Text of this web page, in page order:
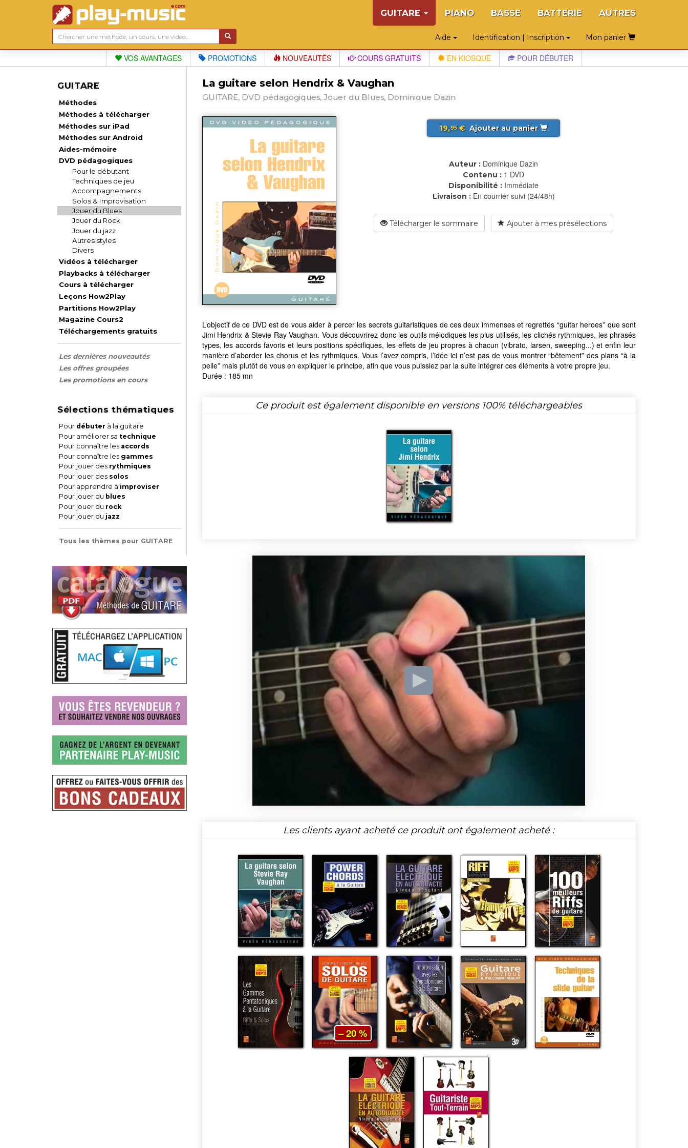
GUITARE PIANO BASSE BATTERIE AUTRES
Aide Identification | Inscription Mon panier
VOS AVANTAGES PROMOTIONS NOUVEAUTÉS COURS GRATUITS EN KIOSQUE POUR DÉBUTER
GUITARE
Méthodes
Méthodes à télécharger
Méthodes sur iPad
Méthodes sur Android
Aides-mémoire
DVD pédagogiques
Pour le débutant
Techniques de jeu
Accompagnements
Solos & Improvisation
Jouer du Blues
Jouer du Rock
Jouer du jazz
Autres styles
Divers
Vidéos à télécharger
Playbacks à télécharger
Cours à télécharger
Leçons How2Play
Partitions How2Play
Magazine Cours2
Téléchargements gratuits
Les dernières nouveautés
Les offres groupées
Les promotions en cours
Sélections thématiques
Pour débuter à la guitare
Pour améliorer sa technique
Pour connaître les accords
Pour connaître les gammes
Pour jouer des rythmiques
Pour jouer des solos
Pour apprendre à improviser
Pour jouer du blues
Pour jouer du rock
Pour jouer du jazz
Tous les thèmes pour GUITARE
La guitare selon Hendrix & Vaughan
GUITARE, DVD pédagogiques, Jouer du Blues, Dominique Dazin
19,95€ Ajouter au panier
Auteur : Dominique Dazin
Contenu : 1 DVD
Disponibilité : Immédiate
Livraison : En courrier suivi (24/48h)
Télécharger le sommaire Ajouter à mes présélections
L’objectif de ce DVD est de vous aider à percer les secrets guitaristiques de ces deux immenses et regrettés “guitar heroes” que sont
Jimi Hendrix & Stevie Ray Vaughan. Vous découvrirez donc les outils mélodiques les plus utilisés, les clichés rythmiques, les phrasés
types, les accords favoris et leurs positions spécifiques, les effets de jeu propres à chacun (vibrato, larsen, sweeping...) et enfin leur
manière d’aborder les chorus et les rythmiques. Vous l’avez compris, l’idée ici n’est pas de vous montrer “bêtement” des plans “à la
pelle” mais plutôt de vous en expliquer le principe, afin que vous puissiez par la suite intégrer ces éléments à votre propre jeu.
Durée : 185 mn
Ce produit est également disponible en versions 100% téléchargeables
Les clients ayant acheté ce produit ont également acheté :
– 20 %